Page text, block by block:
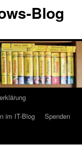
Blog
im IT-Blog
Spenden